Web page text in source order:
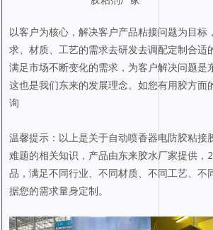
以客户为核心，解决客户产品粘接问题为目标
求、材质、工艺的需求去研发去调配定制合适
满足市场不断变化的需求，为客户解决问题是
这也是我们东来的发展理念。如您有用胶方面
询
温馨提示：以上是关于自动喷香器电防胶粘接
难题的相关知识，产品由东来胶水厂家提供，
品，满足不同行业、不同材质、不同工艺、不
据您的需求量身定制。